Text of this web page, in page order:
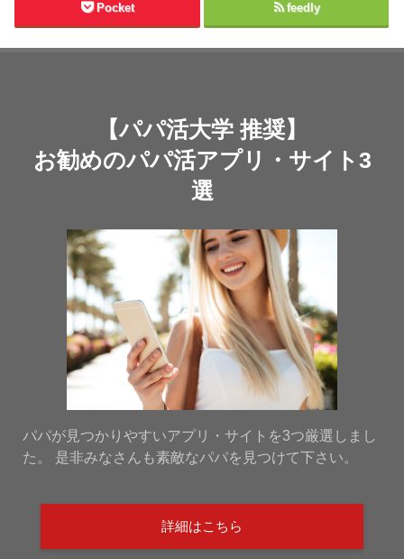
Pocket feedly
【パパ活大学 推奨】
お勧めのパパ活アプリ・サイト3
選
パパが見つかりやすいアプリ・サイトを3つ厳選しまし
た。 是非みなさんも素敵なパパを見つけて下さい。
詳細はこちら